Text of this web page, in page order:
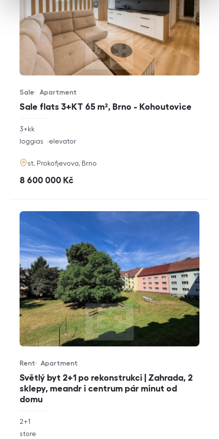
Sale flats 3+KT 65 m², Brno - Kohoutovice
Offer type
Sale
Property type
Apartment
rozměry
disposition
3+kk
funkce
loggias elevator
adresa
st. Prokofjevova, Brno
cena
8 600 000 Kč
Světlý byt 2+1 po rekonstrukci | Zahrada, 2
sklepy, meandr i centrum pár minut od
domu
Offer type
Rent
Property type
Apartment
rozměry
disposition
2+1
funkce
store